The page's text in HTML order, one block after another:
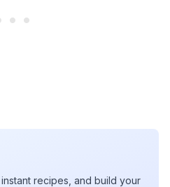
recipes, and build your